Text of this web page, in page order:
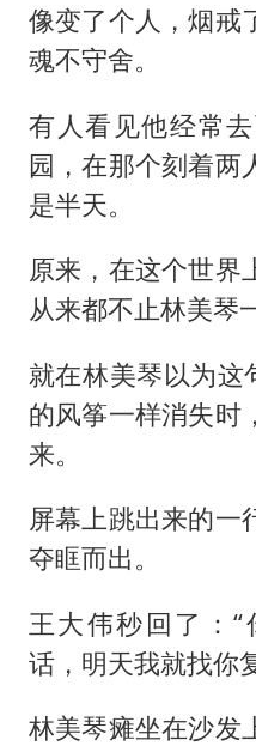
像变了个人，烟戒
魂不守舍。
有人看见他经常
园，在那个刻着两
是半天。
原来，在这个世界
从来都不止林美琴
就在林美琴以为这
的风筝一样消失时
来。
屏幕上跳出来的一
夺眶而出。
王大伟秒回了：
话，明天我就找你
林美琴瘫坐在沙发